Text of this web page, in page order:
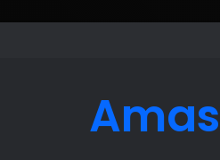
Davasında Gözler Temmuz Ayındaki